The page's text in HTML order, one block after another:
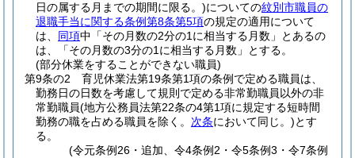
日の属する月までの期間に限る。)についての紋別市職員の
退職手当に関する条例第8条第5項の規定の適用について
は、 同項中「その月数の2分の1に相当する月数」とあるの
は、「その月数の3分の1に相当する月数」とする。
(部分休業をすることができない職員)
第9条の2
育児休業法第19条第1項の条例で定める職員は、
勤務日の日数を考慮して規則で定める非常勤職員以外の非
常勤職員(地方公務員法第22条の4第1項に規定する短時間
勤務の職を占める職員を除く。 次条において同じ。)とす
る。
(令元条例26・追加、令4条例2・令5条例3・令7条例